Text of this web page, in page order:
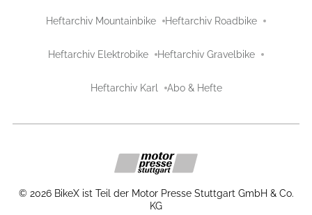
Heftarchiv Mountainbike Heftarchiv Roadbike
Heftarchiv Elektrobike Heftarchiv Gravelbike
Heftarchiv Karl Abo & Hefte
© 2026 BikeX ist Teil der Motor Presse Stuttgart GmbH & Co.
KG